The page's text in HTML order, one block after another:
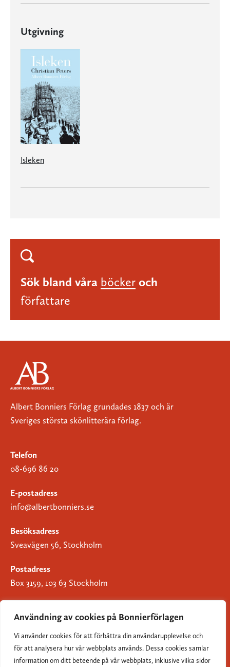
Användning av cookies på Bonnierförlagen
Vi använder cookies för att förbättra din användarupplevelse och
för att analysera hur vår webbplats används. Dessa cookies samlar
information om ditt beteende på vår webbplats, inklusive vilka sidor
Utgivning
Isleken
Sök bland våra böcker och
författare
Albert Bonniers Förlag grundades 1837 och är
Sveriges största skönlitterära förlag.
Telefon
08-696 86 20
E-postadress
info@albertbonniers.se
Besöksadress
Sveavägen 56, Stockholm
Postadress
Box 3159, 103 63 Stockholm
Om Bonnierförlagen
Cookies